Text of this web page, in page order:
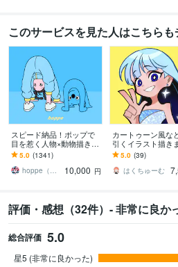
このサービスを見た人はこちら
スピード納品！ポップで
目を惹く人物×動物描きま
す 挿絵・動画・グッズな
ど鮮やかな配色で個性を
出したい方へ
5.0 (1341)
hoppe（ほっぺ）
10,000 円
カートゥーン風な
引くイラスト描き
Sアイコンや記念イ
ト、立ち絵、キャ
におすすめ！
5.0 (39)
はくちゅーむ
評価・感想（32件）- 非常に良か
総合評価 5.0
星5 (非常に良かった)